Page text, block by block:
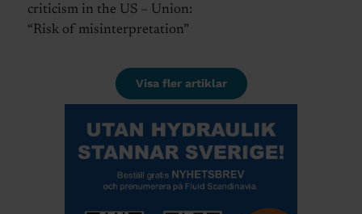
criticism in the US – Union:
“Risk of misinterpretation”
Visa fler artiklar